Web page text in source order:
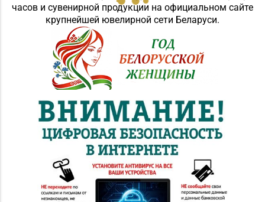
часов и сувенирной продукции на официальном сайте
крупнейшей ювелирной сети Беларуси.